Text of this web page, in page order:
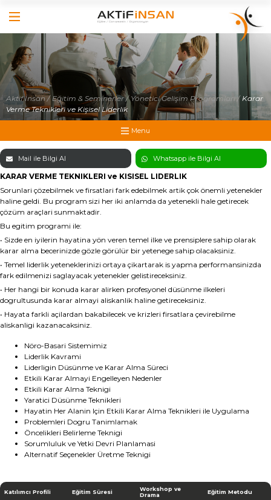
×
Anasayfa
Hakkımızda
Hizmetlerimiz
Yönetici Gelişim Programları
Satış Eğitimleri
Referanslarımız
Medya
İletişim
+90 (212) 659 59 24 bilgi@aktifinsan.com
Tüm hakkı saklıdır. Sitemizde kullanılan tüm içerik ve görseller
Aktif İnsan’a ait olup izinsiz kullanımı hukuki yaptırıma tabidir.
Aktif İnsan / Eğitim & Seminerler / Yönetici Gelişim Programları / Karar
Verme Teknikleri ve Kişisel Liderlik
×
Hakkımızda
Hizmetlerimiz
İş Dünyasında Başarı
Yönetici Gelişim Programları
Video Galeri
İletişim
Menu
Mail ile Bilgi Al Whatsapp ile Bilgi Al
KARAR VERME TEKNIKLERI ve KISISEL LIDERLIK
Sorunlari çözebilmek ve firsatlari fark edebilmek artik çok önemli yetenekler
haline geldi. Bu program sizi her iki anlamda da yetenekli hale getirecek
çözüm araçlari sunmaktadir.
Bu egitim programi ile:
• Sizde en iyilerin hayatina yön veren temel ilke ve prensiplere sahip olarak
karar alma becerinizde gözle görülür bir yetenege sahip olacaksiniz.
• Temel liderlik yeteneklerinizi ortaya çikartarak is yapma performansinizda
fark edilmenizi saglayacak yetenekler gelistireceksiniz.
• Her hangi bir konuda karar alirken profesyonel düsünme ilkeleri
dogrultusunda karar almayi aliskanlik haline getireceksiniz.
• Hayata farkli açilardan bakabilecek ve krizleri firsatlara çevirebilme
aliskanligi kazanacaksiniz.
Nöro-Basari Sistemimiz
Liderlik Kavrami
Liderligin Düsünme ve Karar Alma Süreci
Etkili Karar Almayi Engelleyen Nedenler
Etkili Karar Alma Teknigi
Yaratici Düsünme Teknikleri
Hayatin Her Alanin Için Etkili Karar Alma Teknikleri ile Uygulama
Problemleri Dogru Tanimlamak
Öncelikleri Belirleme Teknigi
Sorumluluk ve Yetki Devri Planlamasi
Alternatif Seçenekler Üretme Teknigi
Katılımcı Profili Eğitim Süresi
Workshop ve
Drama
Eğitim Metodu